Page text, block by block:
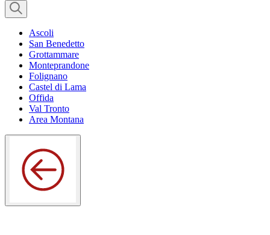
Ascoli
San Benedetto
Grottammare
Monteprandone
Folignano
Castel di Lama
Offida
Val Tronto
Area Montana